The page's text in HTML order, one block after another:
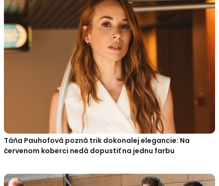
Táňa Pauhofová pozná trik dokonalej elegancie: Na
červenom koberci nedá dopustiť na jednu farbu